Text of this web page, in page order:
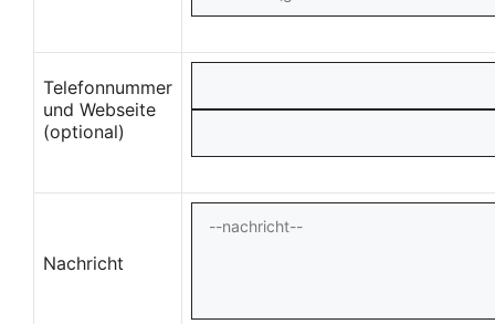
Telefonnummer
und Webseite
(optional)
Nachricht